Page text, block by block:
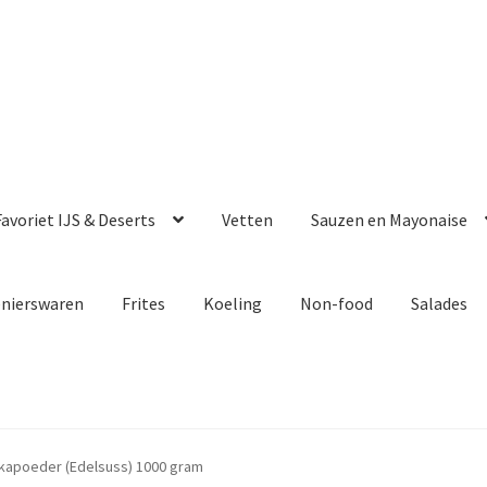
IJS & Deserts Vetten Sauzen en Mayonaise
Frites Koeling Non-food Salades
(Edelsuss) 1000 gram